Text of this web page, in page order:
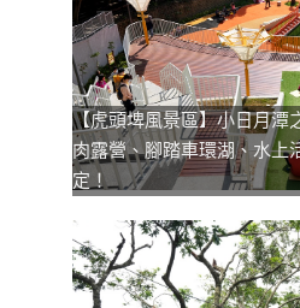
【虎頭埤風景區】小日月潭
肉露營、腳踏車環湖、水上
定！